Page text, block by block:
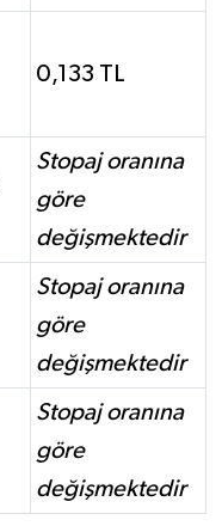
0,133 TL
Stopaj oranına
göre
değişmektedir
Stopaj oranına
göre
değişmektedir
Stopaj oranına
göre
değişmektedir